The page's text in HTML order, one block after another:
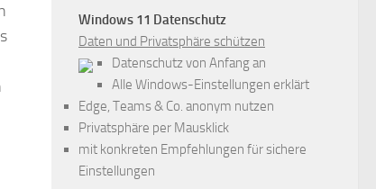
Windows 11 Datenschutz
Daten und Privatsphäre schützen
Datenschutz von Anfang an
Alle Windows-Einstellungen erklärt
Edge, Teams & Co. anonym nutzen
Privatsphäre per Mausklick
mit konkreten Empfehlungen für sichere
Einstellungen